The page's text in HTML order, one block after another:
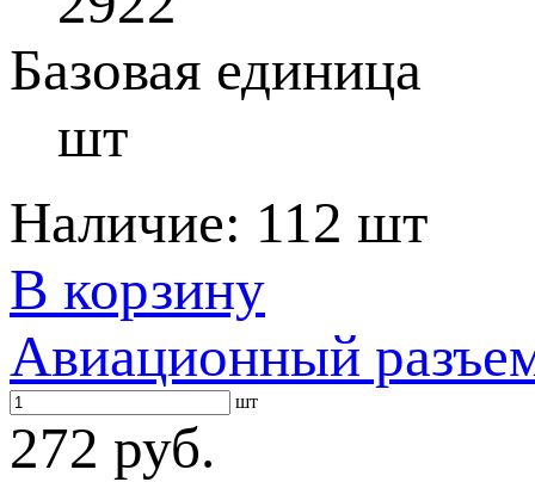
Базовая единица
шт
Наличие: 112 шт
В корзину
Авиационный
шт
272 руб.